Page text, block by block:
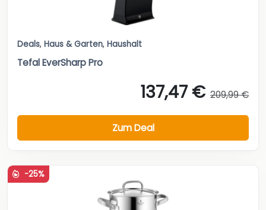
Deals, Haus & Garten, Haushalt
Tefal EverSharp Pro
137,47 € 209,99 €
Zum Deal
-25%